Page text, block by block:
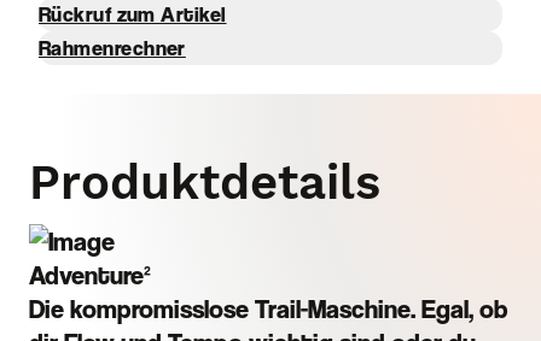
Rückruf zum Artikel
Rahmenrechner
Produktdetails
Adventure²
Die kompromisslose Trail-Maschine. Egal, ob